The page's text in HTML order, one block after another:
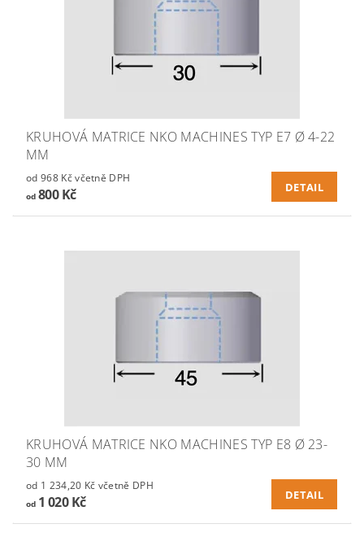
KRUHOVÁ MATRICE NKO MACHINES TYP E7 Ø 4-22
MM
od 968 Kč včetně DPH
od800 Kč DETAIL
KRUHOVÁ MATRICE NKO MACHINES TYP E8 Ø 23-
30 MM
od 1 234,20 Kč včetně DPH
od1 020 Kč DETAIL